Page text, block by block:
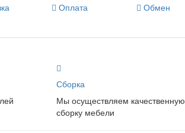
Оплата
Обмен
Сборка
Мы осуществляем качественную
сборку мебели